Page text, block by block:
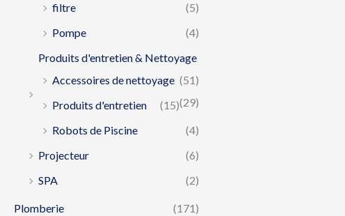
filtre
(5)
Pompe
(4)
Produits d'entretien & Nettoyage
(51)
Accessoires de nettoyage
(29)
Produits d'entretien
(15)
Robots de Piscine
(4)
Projecteur
(6)
SPA
(2)
Plomberie
(171)